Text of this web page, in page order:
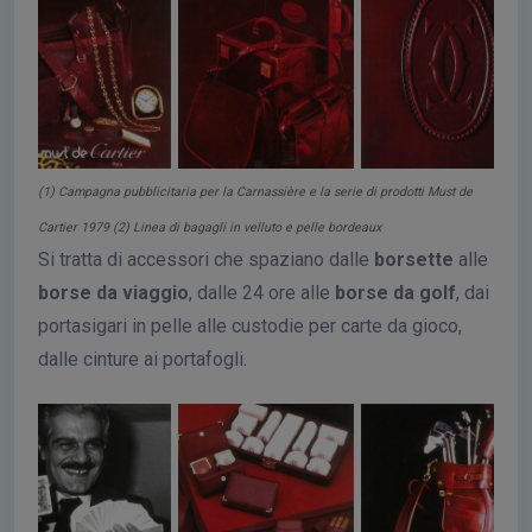
(1) Campagna pubblicitaria per la Carnassière e la serie di prodotti Must de
Cartier 1979 (2) Linea di bagagli in velluto e pelle bordeaux
Si tratta di accessori che spaziano dalle borsette alle
borse da viaggio, dalle 24 ore alle borse da golf, dai
portasigari in pelle alle custodie per carte da gioco,
dalle cinture ai portafogli.